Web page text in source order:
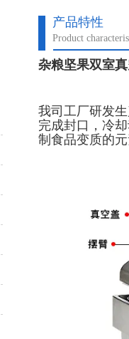
产品特性
Product
杂粮坚果双室
我司工厂研发
完成封口，冷
制食品变质的